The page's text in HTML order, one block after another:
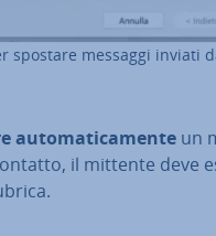
spostare messaggi inviati
au­to­ma­ti­ca­men­te un
il mittente deve